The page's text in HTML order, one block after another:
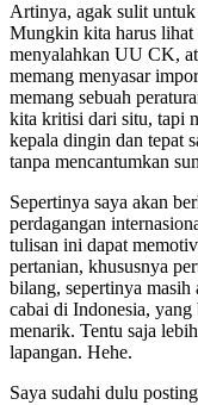
Artinya, agak sulit
Mungkin kita harus lihat
menyalahkan UU CK,
memang menyasar
memang sebuah
kita kritisi dari situ, tapi
kepala dingin dan tepat
tanpa mencantumkan
Sepertinya saya akan
perdagangan
tulisan ini dapat
pertanian, khususnya
bilang, sepertinya masih
cabai di Indonesia,
menarik. Tentu saja
lapangan. Hehe.
Saya sudahi dulu